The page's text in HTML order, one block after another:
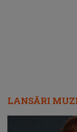
LANSĂRI